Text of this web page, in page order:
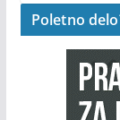
Poletno